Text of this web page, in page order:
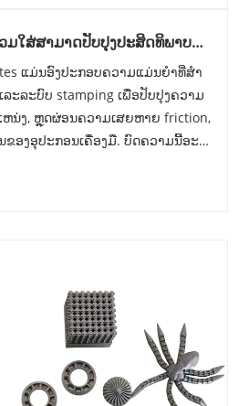
ໃສ່ສາມາດປັບປຸງປະສິດທິພາບ
ຍຸເຄື່ອງມືໄດ້ແນວໃດ
ແມ່ນອົງປະກອບຄວາມແມ່ນຍໍາທີ່ສໍາ
ະລະບົບ stamping ເພື່ອປັບປຸງຄວາມ
ນ່ງ, ຫຼຸດຜ່ອນຄວາມເສຍຫາຍ friction,
ອງອຸປະກອນເຄື່ອງມື. ບົດ​ຄວາມ​ນີ້​ອະ​ທິ​